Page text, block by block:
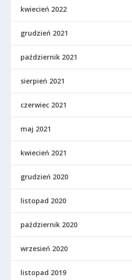
kwiecień 2022
grudzień 2021
październik 2021
sierpień 2021
czerwiec 2021
maj 2021
kwiecień 2021
grudzień 2020
listopad 2020
październik 2020
wrzesień 2020
listopad 2019